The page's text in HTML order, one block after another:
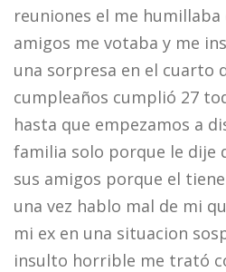
reuniones el me humillaba
amigos me votaba y me
una sorpresa en el cuarto
cumpleaños cumplió 27
hasta que empezamos a
familia solo porque le dije
sus amigos porque el
una vez hablo mal de mi
mi ex en una situacion
insulto horrible me trató